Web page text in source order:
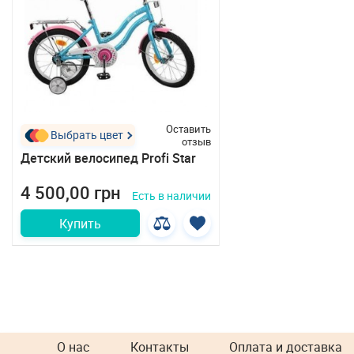
Выбрать цвет
Оставить
отзыв
Детский велосипед Profi Star
4 500,00 грн Есть в наличии
Купить
О нас Контакты Оплата и доставка